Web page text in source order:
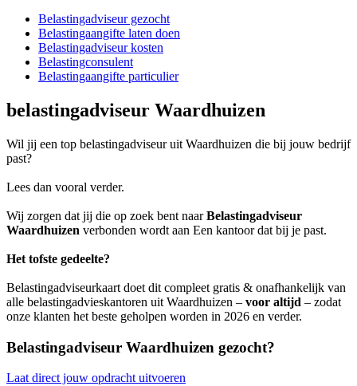
Belastingadviseur gezocht
Belastingaangifte laten doen
Belastingadviseur kosten
Belastingconsulent
Belastingaangifte particulier
belastingadviseur Waardhuizen
Wil jij een top belastingadviseur uit Waardhuizen die bij jouw bedrijf
past?
Lees dan vooral verder.
Wij zorgen dat jij die op zoek bent naarBelastingadviseur
Waardhuizen verbonden wordt aan Een kantoor dat bij je past.
Het tofste gedeelte?
Belastingadviseurkaart doet dit compleet gratis & onafhankelijk van
alle belastingadvieskantoren uit Waardhuizen – voor altijd – zodat
onze klanten het beste geholpen worden in 2026 en verder.
Belastingadviseur Waardhuizen gezocht?
Laat direct jouw opdracht uitvoeren